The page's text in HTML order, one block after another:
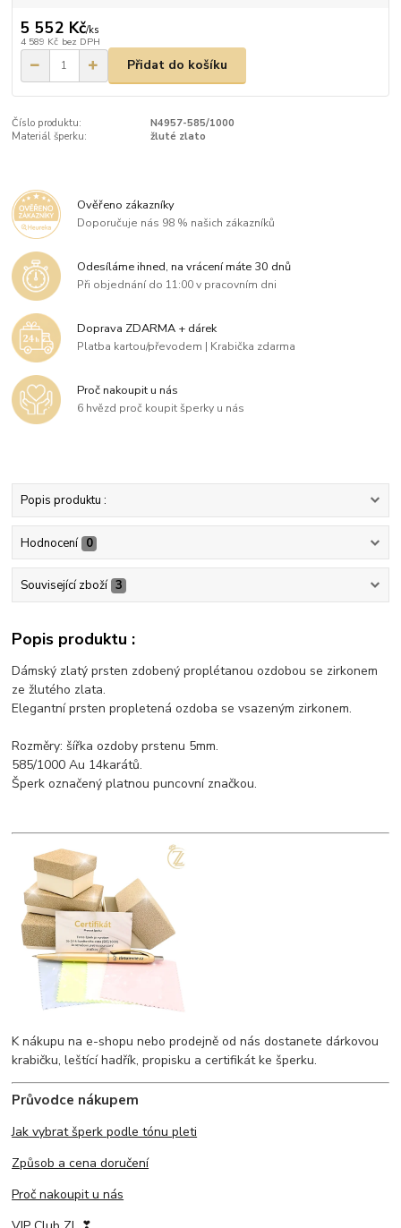
5 552 Kč/ks
4 589 Kč bez DPH
Přidat do košíku
Číslo produktu:
N4957-585/1000
Materiál šperku:
žluté zlato
Ověřeno zákazníky
Doporučuje nás 98 % našich zákazníků
Odesíláme ihned, na vrácení máte 30 dnů
Při objednání do 11:00 v pracovním dni
Doprava ZDARMA + dárek
Platba kartou/převodem | Krabička zdarma
Proč nakoupit u nás
6 hvězd proč koupit šperky u nás
Popis produktu :
Hodnocení 0
Související zboží 3
Popis produktu :
Dámský zlatý prsten zdobený proplétanou ozdobou se zirkonem
ze žlutého zlata.
Elegantní prsten propletená ozdoba se vsazeným zirkonem.
Rozměry: šířka ozdoby prstenu 5mm.
585/1000 Au 14karátů.
Šperk označený platnou puncovní značkou.
K nákupu na e-shopu nebo prodejně od nás dostanete dárkovou
krabičku, leštící hadřík, propisku a certifikát ke šperku.
Průvodce nákupem
Jak vybrat šperk podle tónu pleti
Způsob a cena doručení
Proč nakoupit u nás